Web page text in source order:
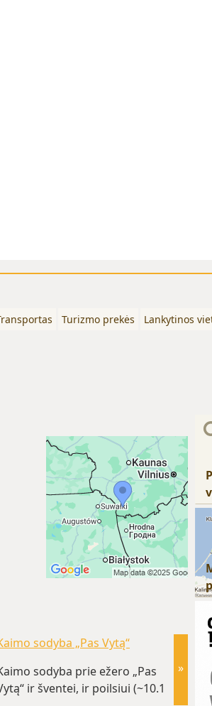
Turizmo prekės Lankytinos
sodyba „Pas Vytą“
sodyba prie ežero „Pas
ir šventei, ir poilsiui (~10.1
»